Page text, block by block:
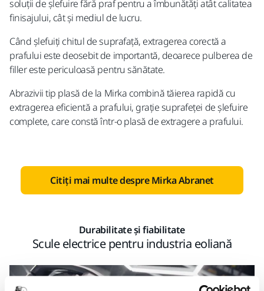
soluții de șlefuire fără praf pentru a îmbunătăți atât calitatea
finisajului, cât și mediul de lucru.
Când șlefuiți chitul de suprafață, extragerea corectă a
prafului este deosebit de importantă, deoarece pulberea de
filler este periculoasă pentru sănătate.
Abrazivii tip plasă de la Mirka combină tăierea rapidă cu
extragerea eficientă a prafului, grație suprafeței de șlefuire
complete, care constă într-o plasă de extragere a prafului.
Citiți mai multe despre Mirka Abranet
Durabilitate și fiabilitate
Scule electrice pentru industria eoliană